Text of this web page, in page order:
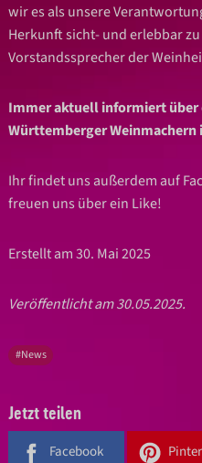
wir es als unsere
Herkunft sicht- und erlebbar
Vorstandssprecher der
Immer aktuell informiert über
Württemberger Weinmachern
Ihr findet uns außerdem auf
freuen uns über ein Like!
Erstellt am 30. Mai 2025
Veröffentlicht am 30.05.2025.
#News
Jetzt teilen
Facebook